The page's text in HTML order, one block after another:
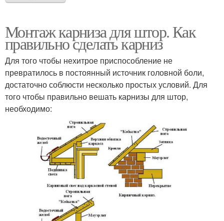
Монтаж карниза для штор. Как
правильно сделать карниз
Для того чтобы нехитрое приспособление не
превратилось в постоянный источник головной боли,
достаточно соблюсти несколько простых условий. Для
того чтобы правильно вешать карнизы для штор,
необходимо: